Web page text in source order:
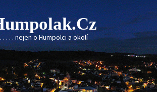
. . . . . nejen o Humpolci a okolí